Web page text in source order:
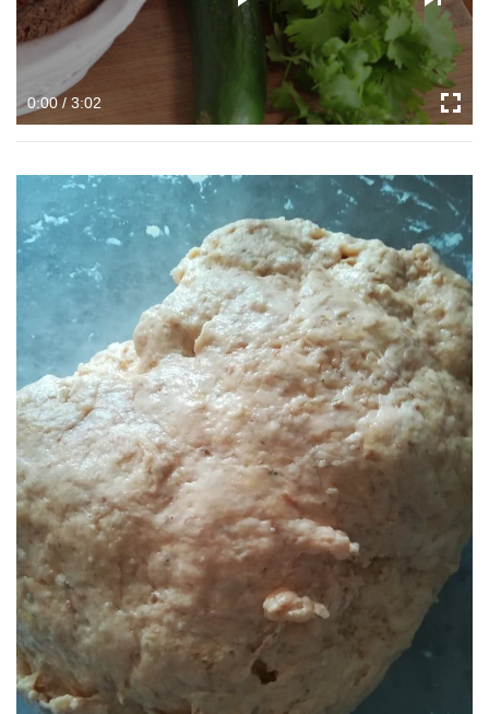
0:00 / 3:02